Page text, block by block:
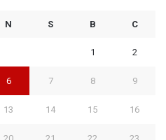
N S B C
1 2
6 7 8 9
13 14 15 16